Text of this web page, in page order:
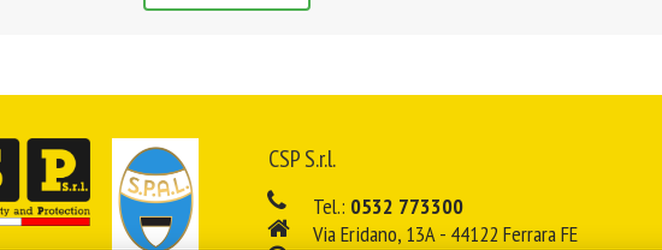
CSP S.r.l.
Tel.: 0532 773300
Via Eridano, 13A - 44122 Ferrara FE